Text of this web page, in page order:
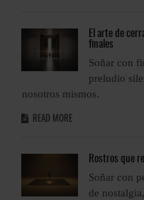
El arte de
finales
Soñar con
preludio
nosotros mismos.
READ MORE
Rostros que
Soñar con
de